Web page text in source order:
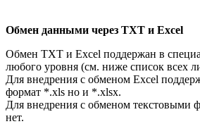
Обмен данными через TXT и Excel
Обмен TXT и Excel поддержан в
любого уровня (см. ниже список всех
Для внедрения с обменом Excel
формат *.xls но и *.xlsx.
Для внедрения с обменом текстовыми
нет.